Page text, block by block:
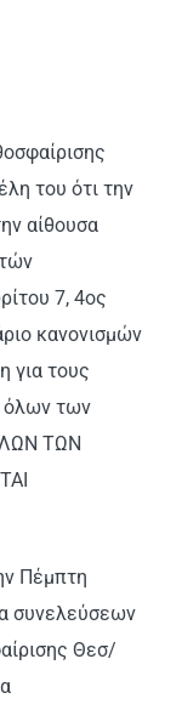
του ότι την
αίθουσα
7, 4ος
κανονισμών
για τους
όλων των
ΤΩΝ
Πέμπτη
συνελεύσεων
Θεσ/